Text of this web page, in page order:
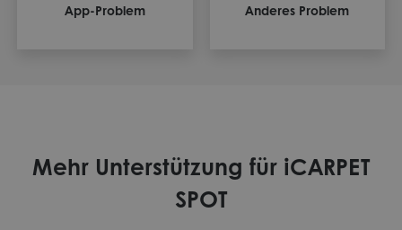
App-Problem Anderes Problem
Mehr Unterstützung für iCARPET
SPOT